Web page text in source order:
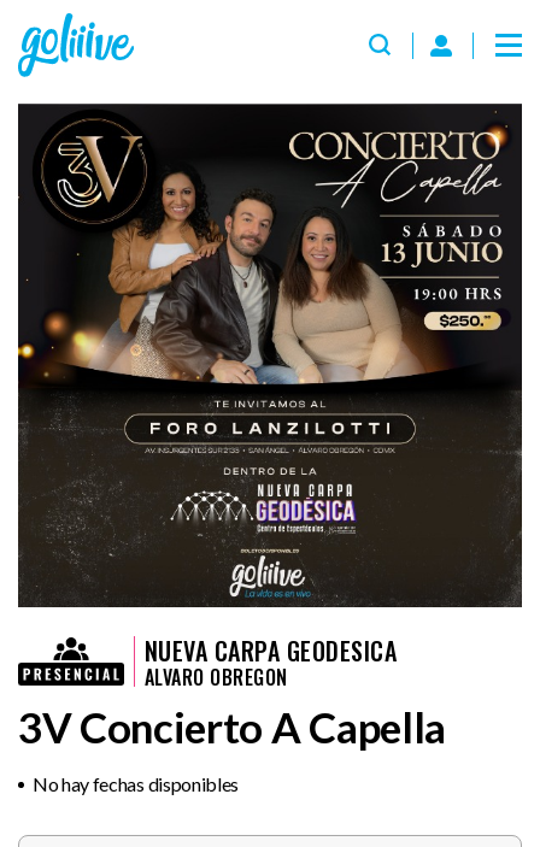
NUEVA CARPA GEODESICA
ALVARO OBREGON
3V Concierto A Capella
No hay fechas disponibles